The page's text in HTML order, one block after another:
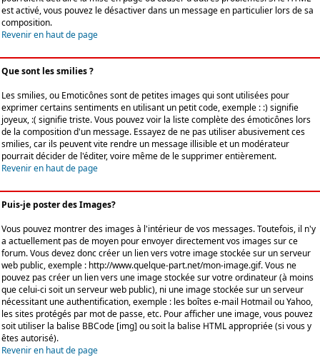
est activé, vous pouvez le désactiver dans un message en particulier lors de sa
composition.
Revenir en haut de page
Que sont les smilies ?
Les smilies, ou Emoticônes sont de petites images qui sont utilisées pour
exprimer certains sentiments en utilisant un petit code, exemple : :) signifie
joyeux, :( signifie triste. Vous pouvez voir la liste complète des émoticônes lors
de la composition d'un message. Essayez de ne pas utiliser abusivement ces
smilies, car ils peuvent vite rendre un message illisible et un modérateur
pourrait décider de l'éditer, voire même de le supprimer entièrement.
Revenir en haut de page
Puis-je poster des Images?
Vous pouvez montrer des images à l'intérieur de vos messages. Toutefois, il n'y
a actuellement pas de moyen pour envoyer directement vos images sur ce
forum. Vous devez donc créer un lien vers votre image stockée sur un serveur
web public, exemple : http://www.quelque-part.net/mon-image.gif. Vous ne
pouvez pas créer un lien vers une image stockée sur votre ordinateur (à moins
que celui-ci soit un serveur web public), ni une image stockée sur un serveur
nécessitant une authentification, exemple : les boîtes e-mail Hotmail ou Yahoo,
les sites protégés par mot de passe, etc. Pour afficher une image, vous pouvez
soit utiliser la balise BBCode [img] ou soit la balise HTML appropriée (si vous y
êtes autorisé).
Revenir en haut de page